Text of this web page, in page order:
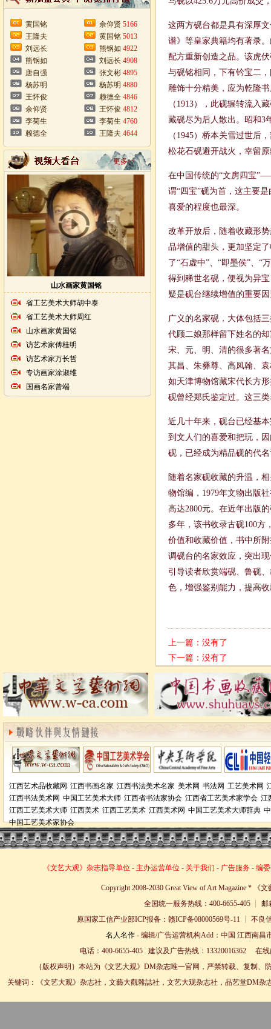
黄国铭
王隆夫
刘远长
熊钢如
唐自强
杨苏明
王怀俊
余仰贤
李菊生
赖德全
余仰贤 5166
黄国铭 5013
熊钢如 4922
刘远长 4908
张文彬 4895
杨苏明 4880
赖德全 4846
王怀俊 4812
李菊生 4760
王隆夫 4644
更多>>
山水画家黄国铭
省工艺美术大师胡中泰
省工艺美术大师周红
山水画家黄国铭
访艺术家傅桂明
访艺术家万长哲
专访画家涂淑维
国画名家曾端
这两方砚台都是具有深厚
谱》等皇家典籍均有著录
配方重新创造之品。该虎
与砚铭相同，下有钤宝二
雕饰十分精美，应为乾隆
（1913），此砚辗转流入
藏砚尽为后人散出。昭和3
（1945）桥本关雪过世后
松花石砚避开战火，幸留
在中国传统的“文房四宝
谓“四宝”砚为首，这主要
喜爱的程度也最深。
改革开放后，随着收藏形
品增值的甜头，更加坚定
了“石虚中”、“即墨侯”、“
得到稀世名砚，便视为异
疑是砚台继续增值的重要
广义的名家砚，大体包括
代顾二娘那样留下姓名的
宋、元、明、清的很多著
其昌、朱彝尊、高凤翰、
如天津博物馆藏宋代长方
砚曾经郑氏鉴定过。这三
近几十年来，砚台已经基
到文人们的喜爱和把玩，
砚，已经成为精品砚的代
随着名家砚收藏的升温，
物馆编，1979年文物出版
高达2800元。在近年出版
多年，该书收录古砚100方
价值和收藏价值，书中所
调砚台的名家效应，突出
引导读者欣赏端砚、鲁砚
色，增强鉴别能力，提高
上一篇：没有了
下一篇：没有了
江西艺术品收藏网 江西书画名家 江西书法美术名家 美术网 书法网 工艺美术网
江西书法美术网 中国工艺美术大师 江西省书法家协会 江西省工艺美术家学会 江
江西工艺美术大师 江西美术 江西工艺美术 江西美术网 中国工艺美术大师辞典
中国工艺美术家协会
《文艺大观》杂志指导单位 - 主办运营单位 - 关于我们 - 广告服务 - 编
Copyright 2008-2030 Great View of Art Magazine * 《
全国统一服务热线：400-6655-405 ┊ 邮
原国家工信产业部ICP报备：赣ICP备08000569号-11 ┊ 不
名人名作- 编辑/广告运营机构Add：中国 江西南昌
电话：400-6655-405 建议及广告热线：13320016362 在
｛版权声明｝本站为《文艺大观》DM杂志唯一官网，严禁转载、复制
关键词：《文艺大观》杂志社，文藝大觀雜誌社，文艺大观杂志社，品艺堂DM